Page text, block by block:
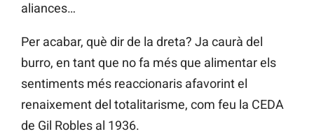
aliances…
Per acabar, què dir de la dreta? Ja caurà del
burro, en tant que no fa més que alimentar els
sentiments més reaccionaris afavorint el
renaixement del totalitarisme, com feu la CEDA
de Gil Robles al 1936.